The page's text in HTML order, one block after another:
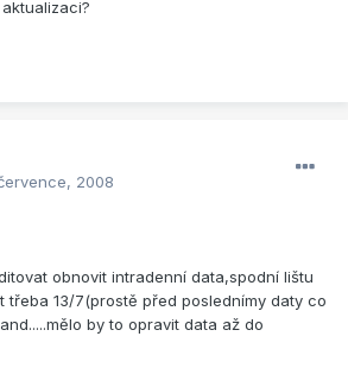
2008
obnovit intradenní data,spodní lištu
třeba 13/7(prostě před poslednímy daty co
by to opravit data až do